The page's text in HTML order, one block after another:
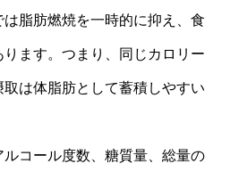
脂肪燃焼を一時的に抑え、食
ます。つまり、同じカロリー
は体脂肪として蓄積しやすい
コール度数、糖質量、総量の